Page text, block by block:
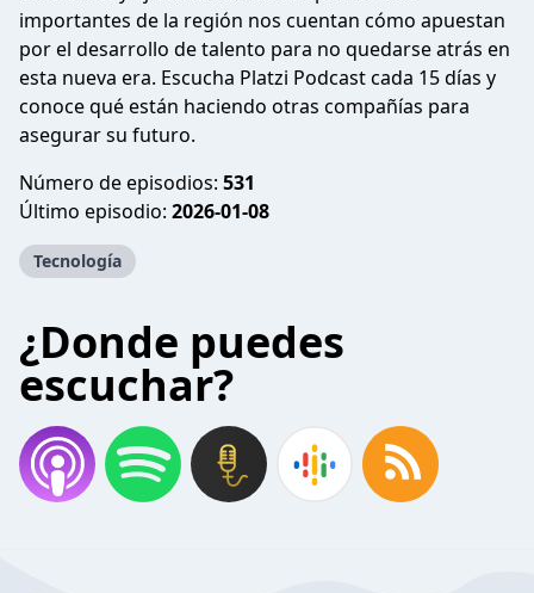
importantes de la región nos cuentan cómo apuestan
por el desarrollo de talento para no quedarse atrás en
esta nueva era. Escucha Platzi Podcast cada 15 días y
conoce qué están haciendo otras compañías para
asegurar su futuro.
Número de episodios: 531
Último episodio: 2026-01-08
Tecnología
¿Donde puedes
escuchar?